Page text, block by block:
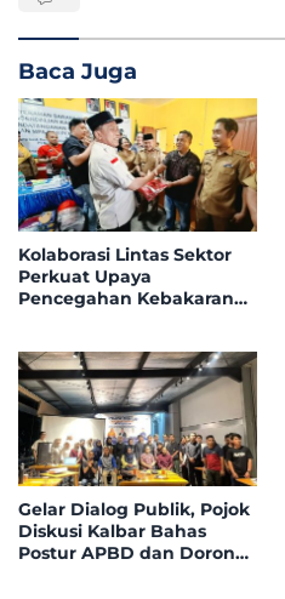
Baca Juga
Kolaborasi Lintas Sektor
Perkuat Upaya
Pencegahan Kebakaran
Gelar Dialog Publik, Pojok
Diskusi Kalbar Bahas
Postur APBD dan Dorong